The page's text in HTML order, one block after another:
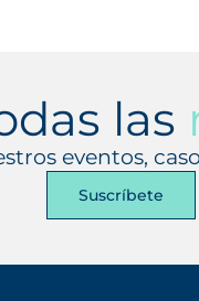
las
eventos,
Suscríbete